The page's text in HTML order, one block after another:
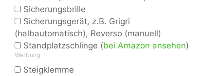
Sicherungsbrille
Sicherungsgerät, z.B. Grigri
(halbautomatisch), Reverso (manuell)
Standplatzschlinge (bei Amazon ansehen)
Werbung
Steigklemme